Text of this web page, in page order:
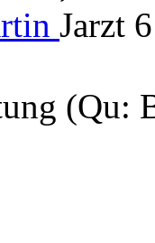
Jarzt
(Qu: